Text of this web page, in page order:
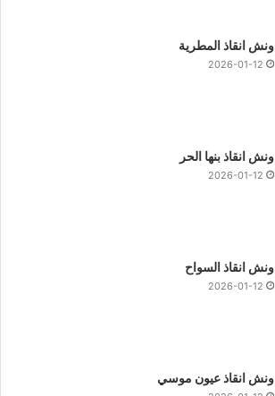
ونش انقاذ المطرية
2026-01-12
ونش انقاذ بنها الحر
2026-01-12
ونش انقاذ السواح
2026-01-12
ونش انقاذ عيون موسي